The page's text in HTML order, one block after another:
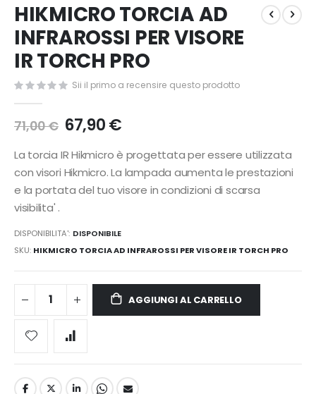
all'inizio
della
galleria
di
immagini
HIKMICRO TORCIA AD
INFRAROSSI PER VISORE
IR TORCH PRO
Sii il primo a recensire questo prodotto
71,00 € 67,90 €
La torcia IR Hikmicro è progettata per essere utilizzata
con visori Hikmicro. La lampada aumenta le prestazioni
e la portata del tuo visore in condizioni di scarsa
visibilita' .
DISPONIBILITA': DISPONIBILE
SKU HIKMICRO TORCIA AD INFRAROSSI PER VISORE IR TORCH PRO
AGGIUNGI AL CARRELLO